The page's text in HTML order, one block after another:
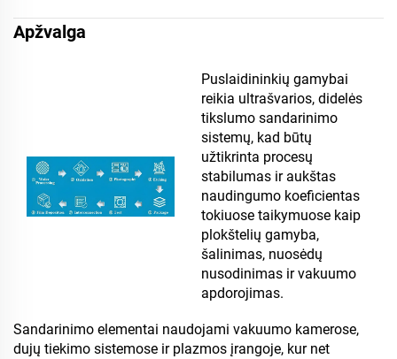
Apžvalga
Puslaidininkių gamybai
reikia ultrašvarios, didelės
tikslumo sandarinimo
sistemų, kad būtų
užtikrinta procesų
stabilumas ir aukštas
naudingumo koeficientas
tokiuose taikymuose kaip
plokštelių gamyba,
šalinimas, nuosėdų
nusodinimas ir vakuumo
apdorojimas.
Sandarinimo elementai naudojami vakuumo kamerose,
dujų tiekimo sistemose ir plazmos įrangoje, kur net